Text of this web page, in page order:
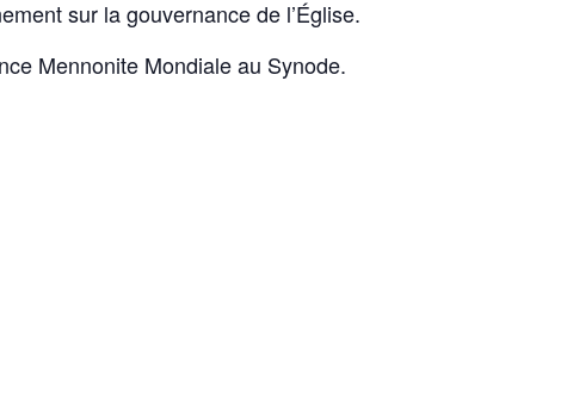
sur la gouvernance de l’Église.
Mennonite Mondiale au Synode.